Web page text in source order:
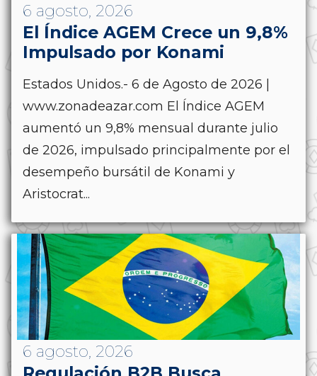
6 agosto, 2026
El Índice AGEM Crece un 9,8%
Impulsado por Konami
Estados Unidos.- 6 de Agosto de 2026 |
www.zonadeazar.com El Índice AGEM
aumentó un 9,8% mensual durante julio
de 2026, impulsado principalmente por el
desempeño bursátil de Konami y
Aristocrat...
6 agosto, 2026